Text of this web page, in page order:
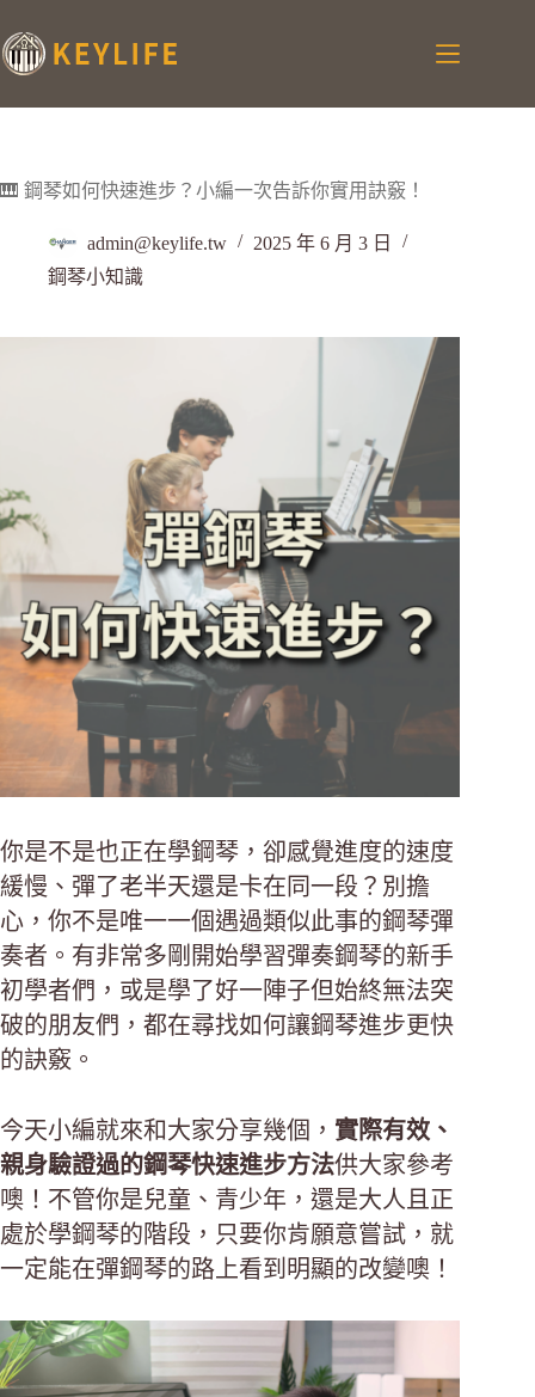
🎹 鋼琴如何快速進步？小編一次告訴你實用訣竅！
admin@keylife.tw
2025 年 6 月 3 日
鋼琴小知識
你是不是也正在學鋼琴，卻感覺進度的速度
緩慢、彈了老半天還是卡在同一段？別擔
心，你不是唯一一個遇過類似此事的鋼琴彈
奏者。有非常多剛開始學習彈奏鋼琴的新手
初學者們，或是學了好一陣子但始終無法突
破的朋友們，都在尋找如何讓鋼琴進步更快
的訣竅。
今天小編就來和大家分享幾個， 實際有效、
親身驗證過的鋼琴快速進步方法供大家參考
噢！不管你是兒童、青少年，還是大人且正
處於學鋼琴的階段，只要你肯願意嘗試，就
一定能在彈鋼琴的路上看到明顯的改變噢！